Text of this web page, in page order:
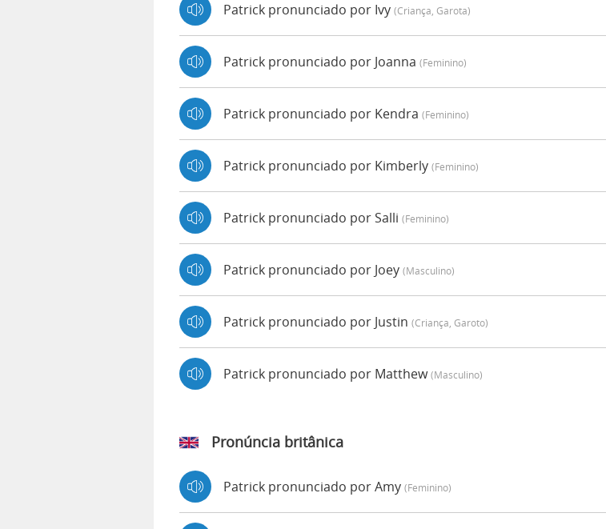
Patrick pronunciado por Ivy (criança, Garota)
Patrick pronunciado por Joanna (feminino)
Patrick pronunciado por Kendra (feminino)
Patrick pronunciado por Kimberly (feminino)
Patrick pronunciado por Salli (feminino)
Patrick pronunciado por Joey (masculino)
Patrick pronunciado por Justin (criança, Garoto)
Patrick pronunciado por Matthew(masculino)
Pronúncia britânica
Patrick pronunciado por Amy (feminino)